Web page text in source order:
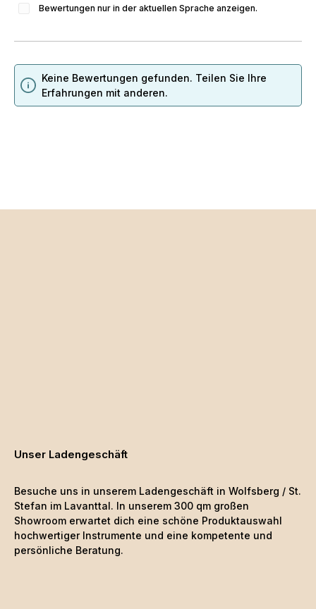
Bewertungen nur in der aktuellen Sprache anzeigen.
Keine Bewertungen gefunden. Teilen Sie Ihre
Erfahrungen mit anderen.
Unser Ladengeschäft
Besuche uns in unserem Ladengeschäft in Wolfsberg / St.
Stefan im Lavanttal. In unserem 300 qm großen
Showroom erwartet dich eine schöne Produktauswahl
hochwertiger Instrumente und eine kompetente und
persönliche Beratung.